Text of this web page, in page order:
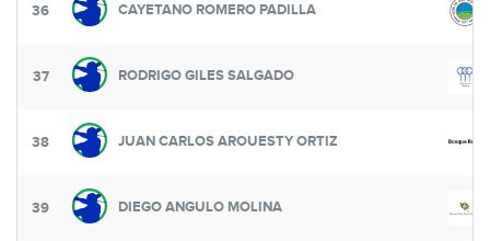
36 CAYETANO ROMERO PADILLA
37 RODRIGO GILES SALGADO
38 JUAN CARLOS AROUESTY ORTIZ
39 DIEGO ANGULO MOLINA